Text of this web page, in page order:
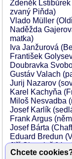
Zdeněk
zvaný Piňda)
Vlado Müller
Naděžda
matka)
Iva Janžurová
František
Doubravka
Gustáv Valach
Jurij Nazarov
Karel Kachyňa
Miloš Nesvadba
Josef Karlík
Frank Argus
Josef Bárta
Eduard Bredun
Jiří Chmelař
Alexander
Chcete